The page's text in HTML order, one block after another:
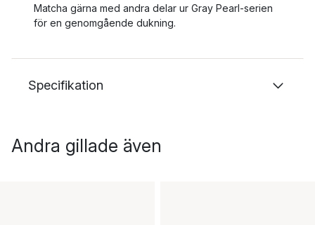
Matcha gärna med andra delar ur Gray Pearl-serien
för en genomgående dukning.
Specifikation
Andra gillade även